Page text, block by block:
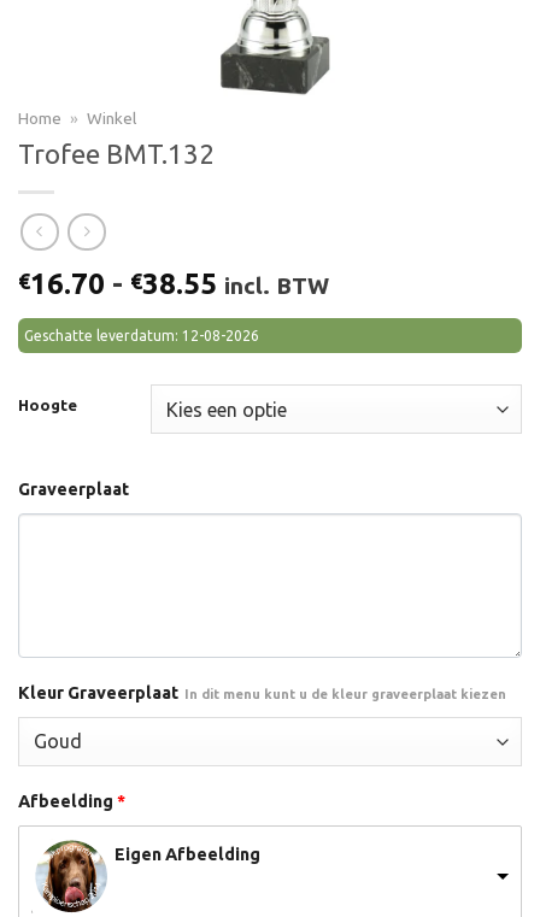
Home » Winkel
Trofee BMT.132
€16.70 - €38.55 Prijsklasse:
€16.70
tot
incl. BTW
Geschatte leverdatum: 12-08-2026
Hoogte
Graveerplaat
Kleur Graveerplaat In dit menu kunt u de kleur graveerplaat kiezen
Afbeelding *
Eigen Afbeelding